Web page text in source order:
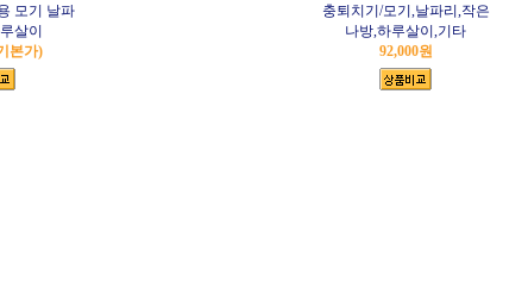
모기 날파
살이
본가)
충퇴치기/모기,날파리,작은
나방,하루살이,기타
92,000원